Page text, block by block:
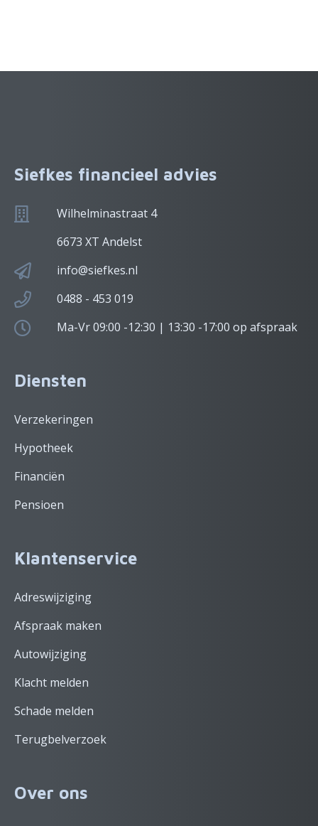
Siefkes financieel advies
Wilhelminastraat 4
6673 XT Andelst
info@siefkes.nl
0488 - 453 019
Ma-Vr 09:00 -12:30 | 13:30 -17:00 op afspraak
Diensten
Verzekeringen
Hypotheek
Financiën
Pensioen
Klantenservice
Adreswijziging
Afspraak maken
Autowijziging
Klacht melden
Schade melden
Terugbelverzoek
Over ons